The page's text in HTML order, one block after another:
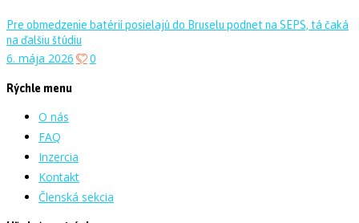
Pre obmedzenie batérií posielajú do Bruselu podnet na SEPS, tá čaká
na ďalšiu štúdiu
6. mája 2026 0
Rýchle menu
O nás
FAQ
Inzercia
Kontakt
Členská sekcia